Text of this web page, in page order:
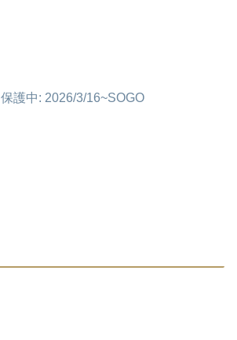
保護中: 2026/3/16~SOGO